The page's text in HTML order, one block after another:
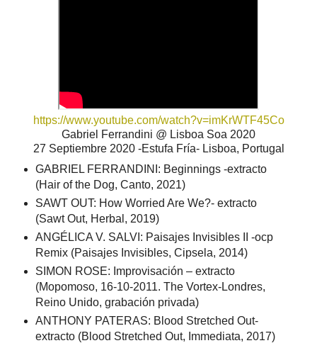
https://www.youtube.com/watch?v=imKrWTF45Co
Gabriel Ferrandini @ Lisboa Soa 2020
27 Septiembre 2020 -Estufa Fría- Lisboa, Portugal
GABRIEL FERRANDINI: Beginnings -extracto
(Hair of the Dog, Canto, 2021)
SAWT OUT: How Worried Are We?- extracto
(Sawt Out, Herbal, 2019)
ANGÉLICA V. SALVI: Paisajes Invisibles II -ocp
Remix (Paisajes Invisibles, Cipsela, 2014)
SIMON ROSE: Improvisación – extracto
(Mopomoso, 16-10-2011. The Vortex-Londres,
Reino Unido, grabación privada)
ANTHONY PATERAS: Blood Stretched Out-
extracto (Blood Stretched Out, Immediata, 2017)